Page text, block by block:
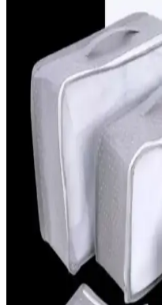
Dudak Şeklinde
Yeni Trendler ve
Dudak şekilli emzikler,
yaratırken, sevimli
Güvenli malzemelerle
sahipleri için ideal.
Bioderma Bebek
Güvenilir Temizlik
Bioderma bebek
yakmayan formülüyle
korur, farklı modelleriyle
Anne Kucağı Beşik
Tercih Edilmelidir